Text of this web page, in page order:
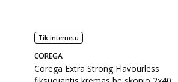
Tik internetu
COREGA
Corega Extra Strong Flavourless